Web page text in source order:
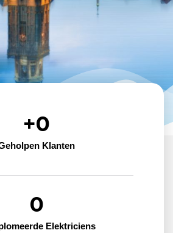
Klanten
+0
Elektriciens
0